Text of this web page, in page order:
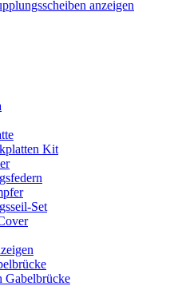
anzeigen
Kit
Set
Gabelbrücke